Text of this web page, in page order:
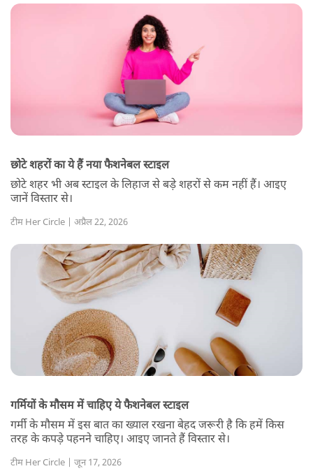
छोटे शहरों का ये हैं नया फैशनेबल स्टाइल
छोटे शहर भी अब स्टाइल के लिहाज से बड़े शहरों से कम नहीं हैं। आइए
जानें विस्तार से।
टीम Her Circle | अप्रैल 22, 2026
गर्मियों के मौसम में चाहिए ये फैशनेबल स्टाइल
गर्मी के मौसम में इस बात का ख्याल रखना बेहद जरूरी है कि हमें किस
तरह के कपड़े पहनने चाहिए। आइए जानते हैं विस्तार से।
टीम Her Circle | जून 17, 2026